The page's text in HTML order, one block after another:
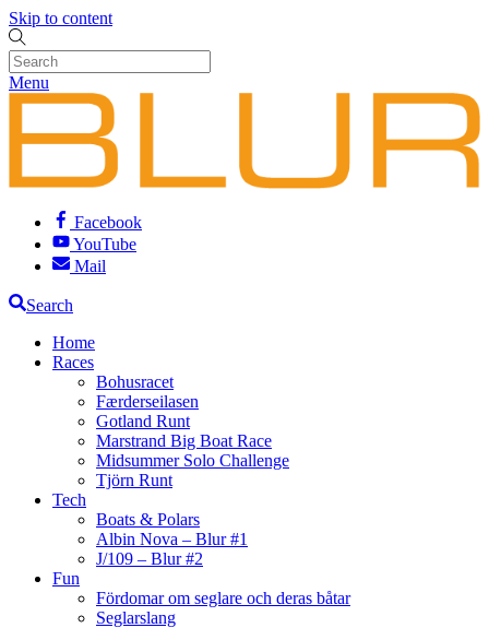
Skip to content
Menu
Facebook
YouTube
Mail
Search
Home
Races
Bohusracet
Færderseilasen
Gotland Runt
Marstrand Big Boat Race
Midsummer Solo Challenge
Tjörn Runt
Tech
Boats & Polars
Albin Nova – Blur #1
J/109 – Blur #2
Fun
Fördomar om seglare och deras båtar
Seglarslang